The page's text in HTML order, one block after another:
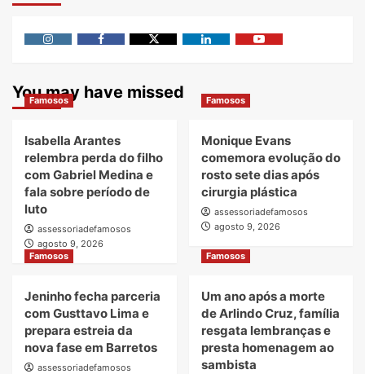
You may have missed
Famosos
Isabella Arantes
relembra perda do filho
com Gabriel Medina e
fala sobre período de
luto
assessoriadefamosos
agosto 9, 2026
Famosos
Monique Evans
comemora evolução do
rosto sete dias após
cirurgia plástica
assessoriadefamosos
agosto 9, 2026
Famosos
Jeninho fecha parceria
com Gusttavo Lima e
prepara estreia da
nova fase em Barretos
assessoriadefamosos
Famosos
Um ano após a morte
de Arlindo Cruz, família
resgata lembranças e
presta homenagem ao
sambista